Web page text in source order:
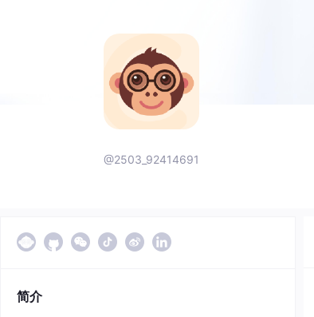
@2503_92414691
简介